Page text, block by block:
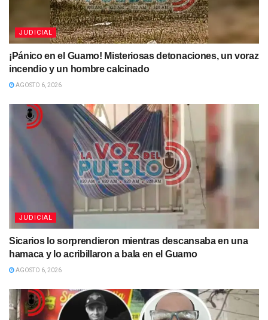
JUDICIAL
¡Pánico en el Guamo! Misteriosas detonaciones, un voraz
incendio y un hombre calcinado
AGOSTO 6, 2026
JUDICIAL
Sicarios lo sorprendieron mientras descansaba en una
hamaca y lo acribillaron a bala en el Guamo
AGOSTO 6, 2026